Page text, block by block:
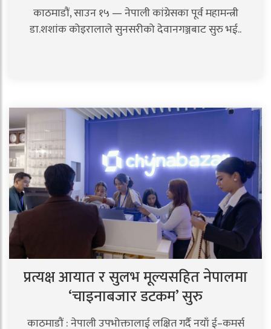
काठमाडौं, साउन १५ — नेपाली कांग्रेसका पूर्व महामन्त्री
डा.शशांक कोइरालाले सुनसरीको देवानगञ्जबाट सुरु भई..
प्रत्यक्ष आयात र सुलभ मूल्यसहित नेपालमा
‘चाइनाबजार डटकम’ सुरु
काठमाडौं : नेपाली उपभोक्तालाई लक्षित गर्दै नयाँ ई–कमर्स